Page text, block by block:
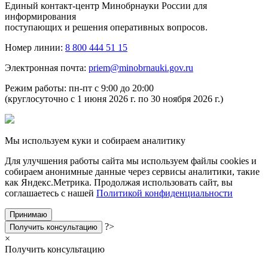
Единый контакт-центр Минобрнауки России для
информирования
поступающих и решения оперативных вопросов.
Номер линии: 8 800 444 51 15
Электронная почта: priem@minobrnauki.gov.ru
Режим работы: пн-пт с 9:00 до 20:00
(круглосуточно с 1 июня 2026 г. по 30 ноября 2026 г.)
Мы используем куки и собираем аналитику
Для улучшения работы сайта мы используем файлы cookies и
собираем анонимные данные через сервисы аналитики, такие
как Яндекс.Метрика. Продолжая использовать сайт, вы
соглашаетесь с нашей Политикой конфиденциальности
Принимаю
Получить консультацию
?>
×
Получить консультацию